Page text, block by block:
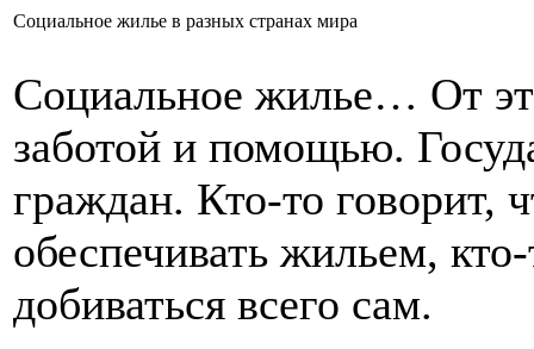
Социальное жилье в разных странах мира
Социальное жилье… От
заботой и помощью.
граждан. Кто-то говорит,
обеспечивать жильем,
добиваться всего сам.